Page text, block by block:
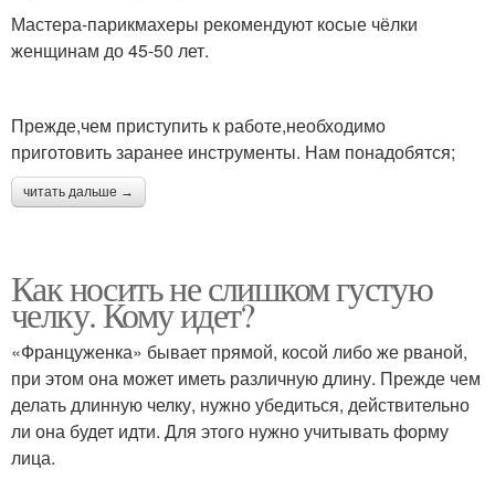
Мастера-парикмахеры рекомендуют косые чёлки
женщинам до 45-50 лет.
Прежде,чем приступить к работе,необходимо
приготовить заранее инструменты. Нам понадобятся;
читать дальше →
Как носить не слишком густую
челку. Кому идет?
«Француженка» бывает прямой, косой либо же рваной,
при этом она может иметь различную длину. Прежде чем
делать длинную челку, нужно убедиться, действительно
ли она будет идти. Для этого нужно учитывать форму
лица.